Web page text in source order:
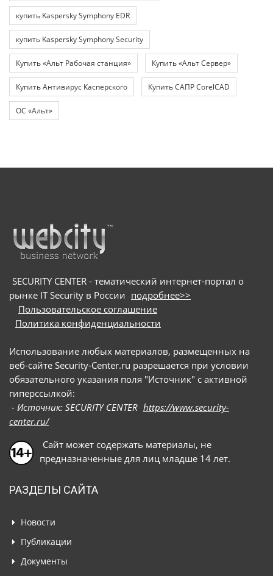
купить Kaspersky Symphony EDR
купить Kaspersky Symphony Security
Купить «Альт Рабочая станция» Купить «Альт Сервер»
Купить Антивирус Касперского Купить САПР CorelCAD
ОС «Альт»
SECURITY CENTER - тематический интернет-портал о
рынке IT Security в России подробнее>>
Пользовательское соглашение
Политика конфиденциальности
Использование любых материалов, размещенных на
веб-сайте Security-Center.ru разрешается при условии
обязательного указания поля "Источник" с активной
гиперссылкой:
- Источник: SECURITY CENTER https://www.security-
center.ru/
Сайт может содержать материалы, не
предназначенные для лиц младше 14 лет.
РАЗДЕЛЫ САЙТА
Новости
Публикации
Документы